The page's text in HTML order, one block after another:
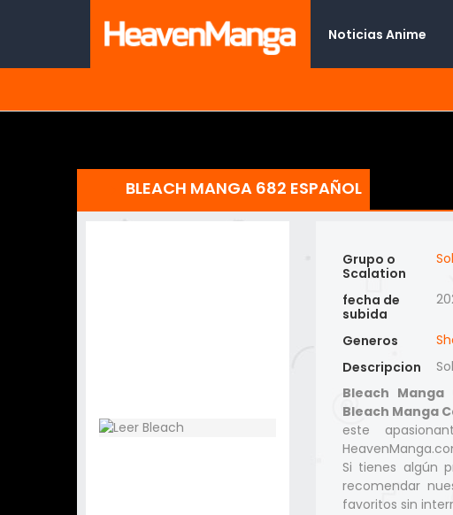
Noticias Anime
BLEACH MANGA 682 ESPAÑOL
Grupo o
Scalation
fecha de
subida
Generos
Descripcion
Bleach Manga
Bleach Manga
este
Si tienes algún
recomendar
favoritos sin